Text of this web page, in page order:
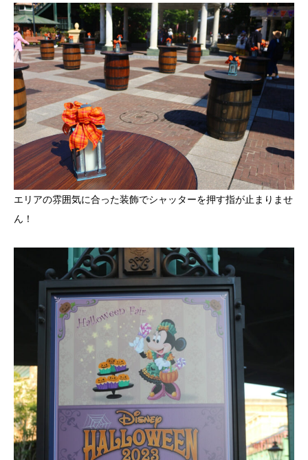
エリアの雰囲気に合った装飾でシャッターを押す指が止まりませ
ん！